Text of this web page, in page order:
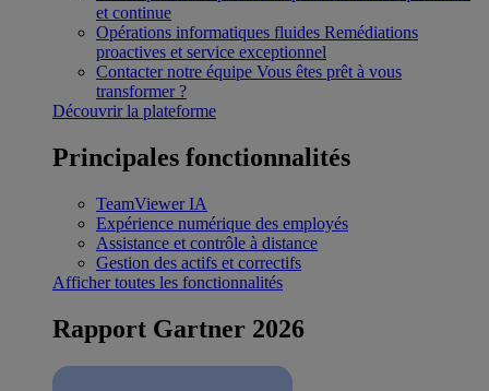
et continue
Opérations informatiques fluides Remédiations
proactives et service exceptionnel
Contacter notre équipe Vous êtes prêt à vous
transformer ?
Découvrir la plateforme
Principales fonctionnalités
TeamViewer IA
Expérience numérique des employés
Assistance et contrôle à distance
Gestion des actifs et correctifs
Afficher toutes les fonctionnalités
Rapport Gartner 2026